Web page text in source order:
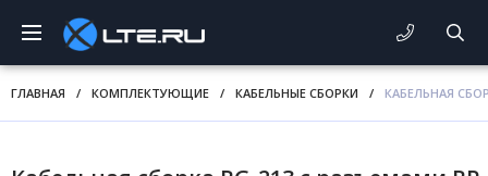
ГЛАВНАЯ / КОМПЛЕКТУЮЩИЕ / КАБЕЛЬНЫЕ СБОРКИ / КАБЕЛЬНАЯ